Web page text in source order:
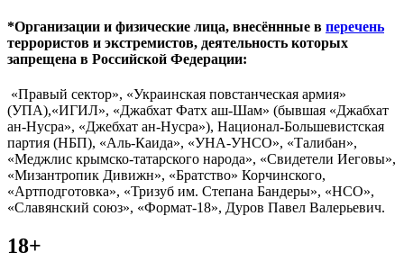
*Организации и физические лица, внесённные в перечень
террористов и экстремистов, деятельность которых
запрещена в Российской Федерации:
«Правый сектор», «Украинская повстанческая армия»
(УПА),«ИГИЛ», «Джабхат Фатх аш-Шам» (бывшая «Джабхат
ан-Нусра», «Джебхат ан-Нусра»), Национал-Большевистская
партия (НБП), «Аль-Каида», «УНА-УНСО», «Талибан»,
«Меджлис крымско-татарского народа», «Свидетели Иеговы»,
«Мизантропик Дивижн», «Братство» Корчинского,
«Артподготовка», «Тризуб им. Степана Бандеры», «НСО»,
«Славянский союз», «Формат-18», Дуров Павел Валерьевич.
18+